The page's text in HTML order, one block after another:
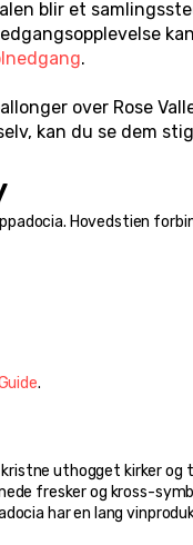
blir et
.
over Rose
kan du se dem
Hovedstien
.
kristne uthogget kirker
fresker og kross-
har en lang